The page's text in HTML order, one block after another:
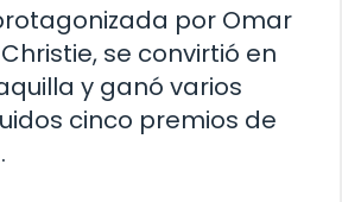
por Omar
se convirtió en
y ganó varios
cinco premios de